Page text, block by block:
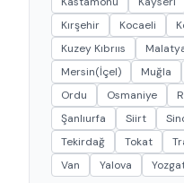
Kırşehir
Kocaeli
Kuzey Kıbrııs
Mersin(İçel)
Muğla
Ordu
Osmaniye
Şanlıurfa
Siirt
Tekirdağ
Tokat
Van
Yalova